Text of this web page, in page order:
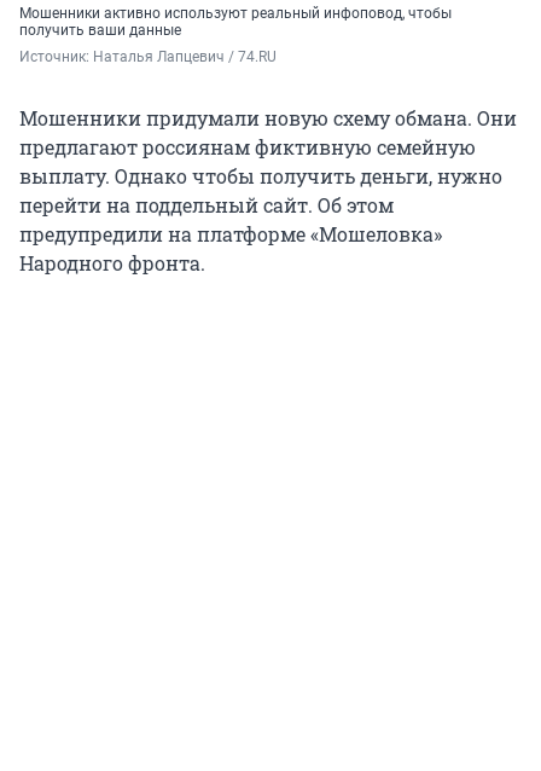
Мошенники активно используют реальный инфоповод, чтобы
получить ваши данные
Источник: Наталья Лапцевич / 74.RU
Мошенники придумали новую схему обмана. Они
предлагают россиянам фиктивную семейную
выплату. Однако чтобы получить деньги, нужно
перейти на поддельный сайт. Об этом
предупредили на платформе «Мошеловка»
Народного фронта.